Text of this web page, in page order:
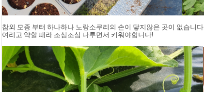
참외 모종 부터 하나하나 노랑소쿠리의 손이 닿지않은 곳이 없습니다.
여리고 약할 때라 조심조심 다루면서 키워야합니다!